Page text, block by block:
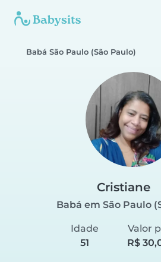
Babá São Paulo (São Paulo)
Cristiane
Babá em São Paulo
Idade
51
Valor
R$